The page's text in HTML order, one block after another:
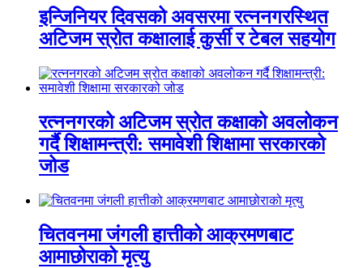
इन्जिनियर दिवसको अवसरमा रत्ननगरस्थित
अटिजम स्रोत कक्षालाई कुर्सी र टेबल सहयोग
रत्ननगरको अटिजम स्रोत कक्षाको अवलोकन
गर्दै शिक्षामन्त्री: समावेशी शिक्षामा सरकारको
जोड
चितवनमा जंगली हात्तीको आक्रमणबाट
आमाछोराको मृत्यु